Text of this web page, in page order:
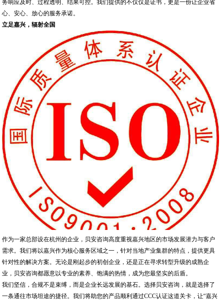
务响应及时、过程透明、结果可控。我们提供的不仅仅是证书，更是一份让企业省
心、安心、放心的服务承诺。
立足嘉兴，辐射全国
作为一家总部设在杭州的企业，贝安咨询高度重视嘉兴地区的市场发展潜力与客户
需求。我们将以嘉兴作为核心服务区域之一，针对当地产业集群的特点，提供更具
针对性的解决方案。无论是刚起步的初创企业，还是正在寻求转型升级的成熟企
业，贝安咨询都愿意以专业的素养、饱满的热情，成为您最坚实的后盾。
我们坚信，合规不是束缚，而是企业长远发展的基石。选择贝安咨询，就是选择了
一条通往市场坦途的捷径。我们将助您的产品顺利通过CCC认证这道关卡，让“嘉兴